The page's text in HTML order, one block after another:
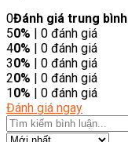
0Đánh giá trung bình
50% | 0 đánh giá
40% | 0 đánh giá
30% | 0 đánh giá
20% | 0 đánh giá
10% | 0 đánh giá
Đánh giá ngay